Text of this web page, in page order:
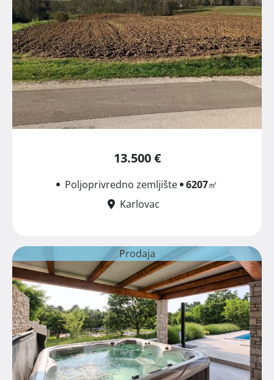
13.500 €
Poljoprivredno zemljište 6207㎡
Karlovac
Prodaja